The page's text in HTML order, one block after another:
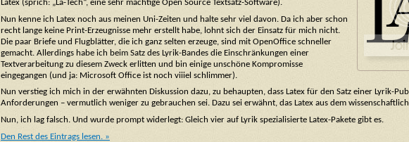
Latex (sprich: „La-Tech“, eine sehr mächtige Open Source Textsatz-Software).
Nun kenne ich Latex noch aus meinen Uni-Zeiten und halte sehr viel davon. Da ich aber schon
recht lange keine Print-Erzeugnisse mehr erstellt habe, lohnt sich der Einsatz für mich nicht.
Die paar Briefe und Flugblätter, die ich ganz selten erzeuge, sind mit OpenOffice schneller
gemacht. Allerdings habe ich beim Satz des Lyrik-Bandes die Einschränkungen einer
Textverarbeitung zu diesem Zweck erlitten und bin einige unschöne Kompromisse
eingegangen (und ja: Microsoft Office ist noch viiiel schlimmer).
Nun verstieg ich mich in der erwähnten Diskussion dazu, zu behaupten, dass Latex für den Satz einer Lyrik-
Anforderungen – vermutlich weniger zu gebrauchen sei. Dazu sei erwähnt, das Latex aus dem
Nun, ich lag falsch. Und wurde prompt widerlegt: Gleich vier auf Lyrik spezialisierte Latex-Pakete gibt es.
Den Rest des Eintrags lesen. »